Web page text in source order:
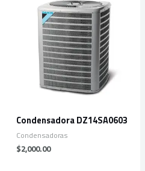
Condensadora DZ14SA0603
Condensadoras
$2,000.00